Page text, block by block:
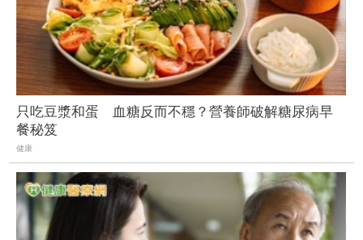
只吃豆漿和蛋 血糖反而不穩？營養師破解糖尿病早
餐秘笈
健康